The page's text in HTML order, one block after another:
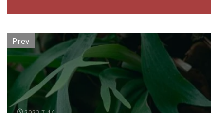
Prev
2023.7.16